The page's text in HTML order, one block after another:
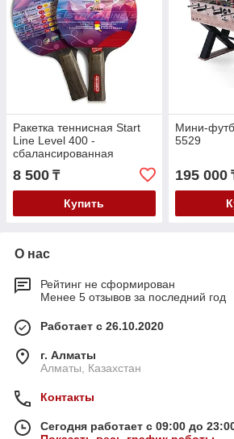
Ракетка теннисная Start
Line Level 400 -
сбалансированная
8 500 ₸
Купить
Мини-
5529
195 000
О нас
Рейтинг не сформирован
Менее 5 отзывов за последний год
Работает с 26.10.2020
г. Алматы
Алматы, Казахстан
Контакты
Сегодня работает с 09:00 до